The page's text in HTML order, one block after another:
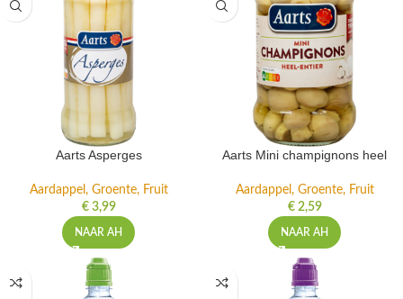
Aarts Asperges
Aardappel, Groente, Fruit
€3,99
NAAR AH
Aarts Mini champignons heel
Aardappel, Groente, Fruit
€2,59
NAAR AH